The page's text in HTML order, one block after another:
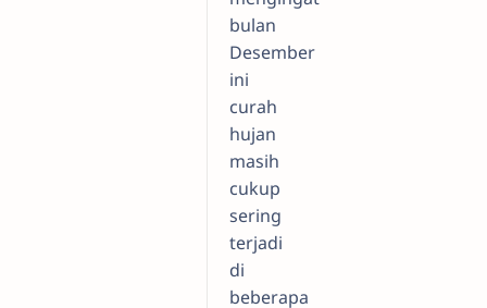
bulan
Desember
ini
curah
hujan
masih
cukup
sering
terjadi
di
beberapa